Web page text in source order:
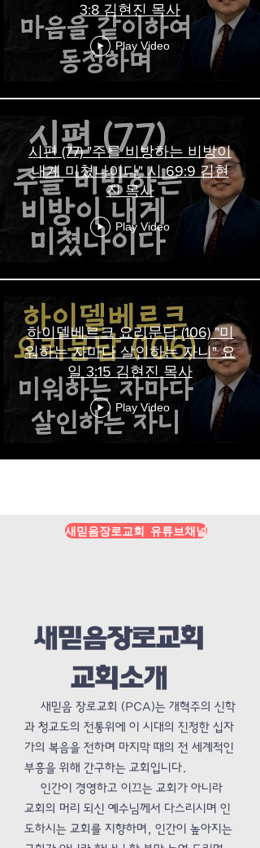
3:8 김현진 목사
Play Video
시편 (77) "주를 비방하는 비방이
내게 미쳤나이다" 시 69:9 김현
진 목사
Play Video
하이델베르크 요리문답 (106) "미
워하는 자마다 살인하는 자니" 요
일 3:15 김현진 목사
Play Video
새믿음장로교회 유튜브채널
새믿음 장로교회 (PCA)는 개혁주의 신학
과 청교도의 전통위에 이 시대의 진정한 십자
가의 복음을 전하며 마지막 때의 전 세계적인
부흥을 위해 간구하는 교회입니다.
인간이 경영하고 이끄는 교회가 아니라
교회의 머리 되신 예수님께서 다스리시며 인
도하시는 교회를 지향하며, 인간이 높아지는
새믿음장로교회
교회소개